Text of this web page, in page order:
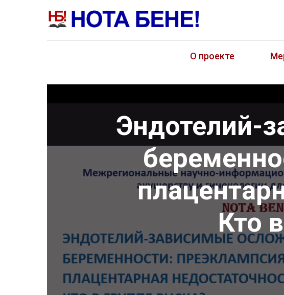
О проекте
Эндотелий-
Кто